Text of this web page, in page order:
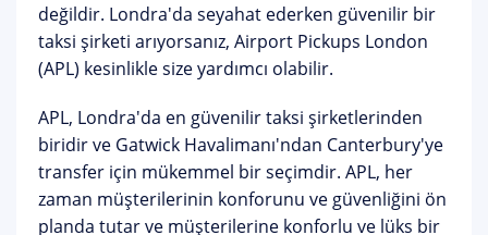
değildir. Londra'da seyahat ederken güvenilir bir
taksi şirketi arıyorsanız, Airport Pickups London
(APL) kesinlikle size yardımcı olabilir.
APL, Londra'da en güvenilir taksi şirketlerinden
biridir ve Gatwick Havalimanı'ndan Canterbury'ye
transfer için mükemmel bir seçimdir. APL, her
zaman müşterilerinin konforunu ve güvenliğini ön
planda tutar ve müşterilerine konforlu ve lüks bir